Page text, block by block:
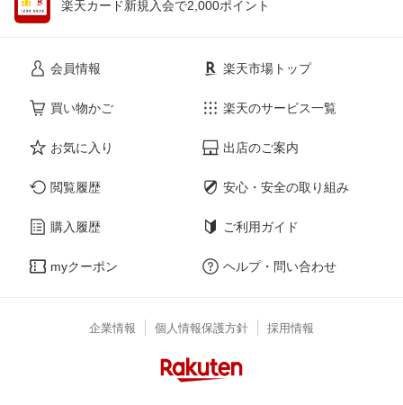
楽天カード新規入会で2,000ポイント
会員情報
買い物かご
お気に入り
閲覧履歴
購入履歴
myクーポン
楽天市場トップ
楽天のサービス一覧
出店のご案内
安心・安全の取り組み
ご利用ガイド
ヘルプ・問い合わせ
企業情報 個人情報保護方針 採用情報